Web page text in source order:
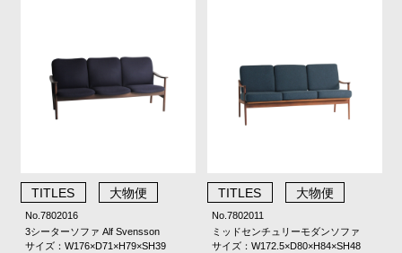
TITLES 大物便
No.7802016
3シーターソファ Alf Svensson
サイズ：W176×D71×H79×SH39
TITLES 大物便
No.7802011
ミッドセンチュリーモダンソファ
サイズ：W172.5×D80×H84×SH48